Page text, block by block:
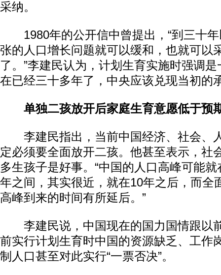
采纳。
1980年的公开信中曾提出，“到三十年
张的人口增长问题就可以缓和，也就可以
了。”李建民认为，计划生育实施时强调
在已经三十多年了，中央应该兑现当初的
单独二孩放开后家庭生育意愿低于预
李建民指出，当前中国经济、社会、
定必须要全面放开二孩。他甚至表示，社
多生孩子是好事。“中国的人口高峰可能
年之间，其实很近，就在10年之后，而全
高峰到来的时间有所延后。”
李建民说，中国现在的国力国情跟以
前实行计划生育时中国的资源缺乏、工作
制人口甚至对此实行“一票否决”。